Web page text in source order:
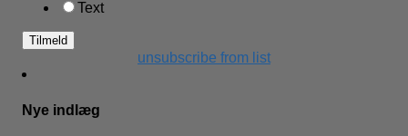
Text
unsubscribe from list
Nye indlæg